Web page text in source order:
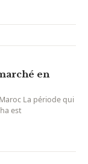
en
La période qui
est